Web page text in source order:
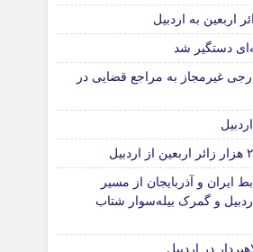
دستگیر شد
خارجی غیرمجاز به مراجع قضایی در
ایران و آذربایجان از مسیر
و گمرک بیله‌سوار شتاب
در اردبیل